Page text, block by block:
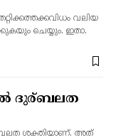
വലിയ
ചെയ്യും. ഇതാ,
ദുര്ബലത
ശക്തിയാണ്. അത്